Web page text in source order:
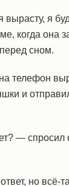
я
когда она
сном.
телефон
и
— спросил
но всё-